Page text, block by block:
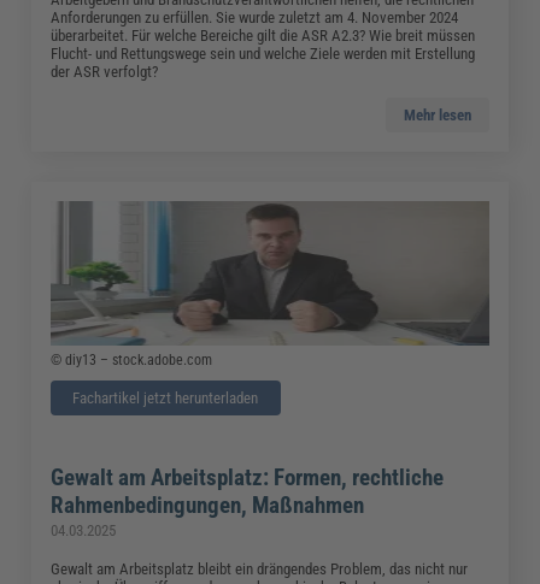
Anforderungen zu erfüllen. Sie wurde zuletzt am 4. November 2024
überarbeitet. Für welche Bereiche gilt die ASR A2.3? Wie breit müssen
Flucht- und Rettungswege sein und welche Ziele werden mit Erstellung
der ASR verfolgt?
Mehr lesen
© diy13 – stock.adobe.com
Fachartikel jetzt herunterladen
Gewalt am Arbeitsplatz: Formen, rechtliche
Rahmenbedingungen, Maßnahmen
04.03.2025
Gewalt am Arbeitsplatz bleibt ein drängendes Problem, das nicht nur